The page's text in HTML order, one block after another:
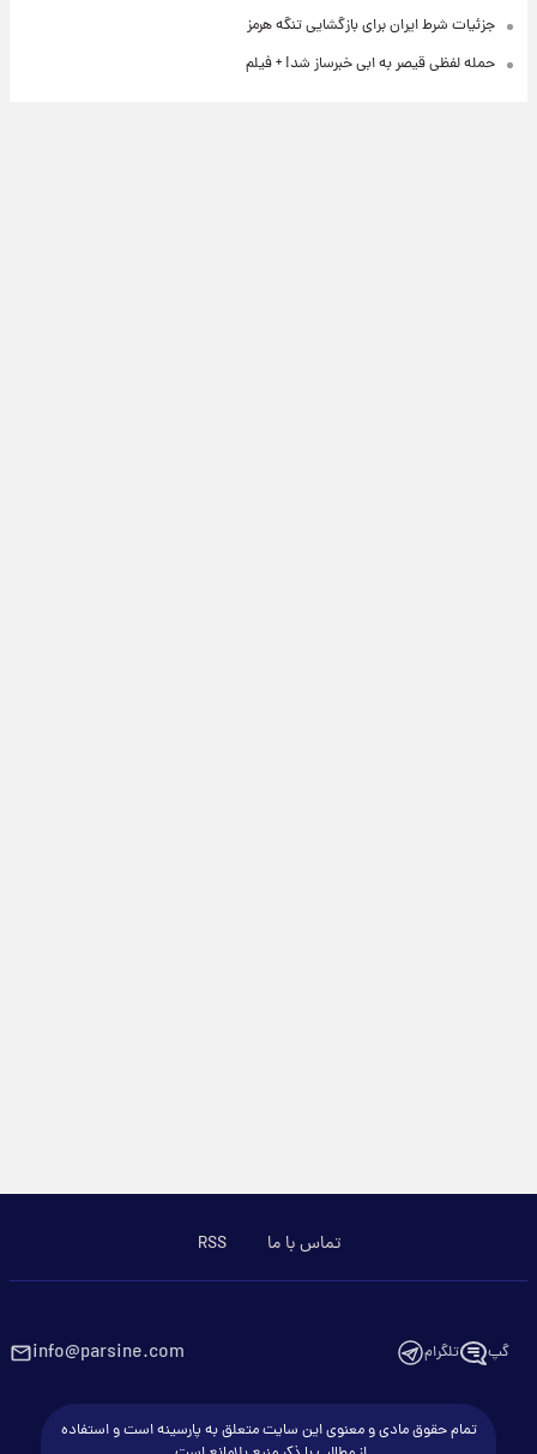
جزئیات شرط ایران برای بازگشایی تنگه هرمز
حمله لفظی قیصر به ابی خبرساز شد! + فیلم
تماس با ما RSS
گپ تلگرام info@parsine.com
تمام حقوق مادی و معنوی این سایت متعلق به پارسینه است و استفاده